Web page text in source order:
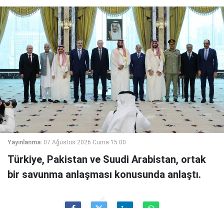
Yayınlanma: 07 Ağustos 2026 Cuma 15:00
Türkiye, Pakistan ve Suudi Arabistan, ortak
bir savunma anlaşması konusunda anlaştı.